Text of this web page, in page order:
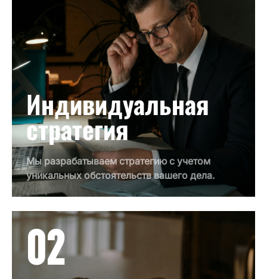
Индивидуальная
стратегия
Мы разрабатываем стратегию с учетом
уникальных обстоятельств вашего дела.
02